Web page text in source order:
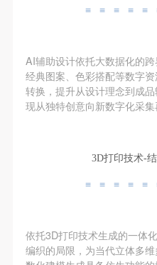
≡ ≡ ≡ ≡ ≡
AI辅助设计依托大数据化的跨
经典图案、色彩搭配等数字
转换，提升从设计理念到成
现从独特创意向新数字化采集
3D打印技术‌-
≡ ≡ ≡ ≡ ≡
依托3D打印技术生成的一体
编织的局限，为当代立体多
（1）、拍摄内容 乙方拍
动。
（2）、使用形式 用于中
附带光盘及宣传资料。
使用肖像的媒介限于不损
（如杂志、网络等）。
四、许可使用费用
（1）、拍摄内容 乙方拍
动。
（2）、使用形式 用于中
附带光盘及宣传资料。
使用肖像的媒介限于不损
（如杂志、网络等）。
四、许可使用费用
（1）、拍摄内容 乙方拍
动。
（2）、使用形式 用于中
附带光盘及宣传资料。
使用肖像的媒介限于不损
（如杂志、网络等）。
四、许可使用费用
验证码